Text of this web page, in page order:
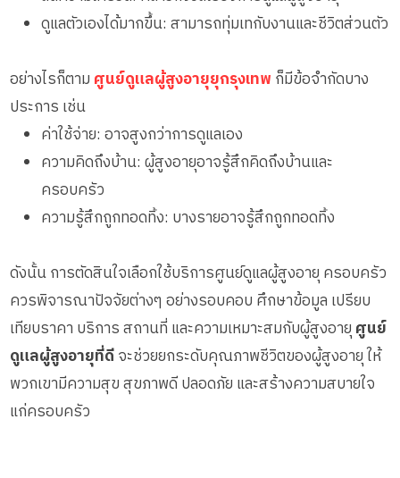
ดูแลตัวเองได้มากขึ้น: สามารถทุ่มเทกับงานและชีวิตส่วนตัว
อย่างไรก็ตาม ศูนย์ดูแลผู้สูงอายุยุกรุงเทพ ก็มีข้อจำกัดบาง
ประการ เช่น
ค่าใช้จ่าย: อาจสูงกว่าการดูแลเอง
ความคิดถึงบ้าน: ผู้สูงอายุอาจรู้สึกคิดถึงบ้านและ
ครอบครัว
ความรู้สึกถูกทอดทิ้ง: บางรายอาจรู้สึกถูกทอดทิ้ง
ดังนั้น การตัดสินใจเลือกใช้บริการศูนย์ดูแลผู้สูงอายุ ครอบครัว
ควรพิจารณาปัจจัยต่างๆ อย่างรอบคอบ ศึกษาข้อมูล เปรียบ
เทียบราคา บริการ สถานที่ และความเหมาะสมกับผู้สูงอายุศูนย์
ดูแลผู้สูงอายุที่ดีจะช่วยยกระดับคุณภาพชีวิตของผู้สูงอายุ ให้
พวกเขามีความสุข สุขภาพดี ปลอดภัย และสร้างความสบายใจ
แก่ครอบครัว